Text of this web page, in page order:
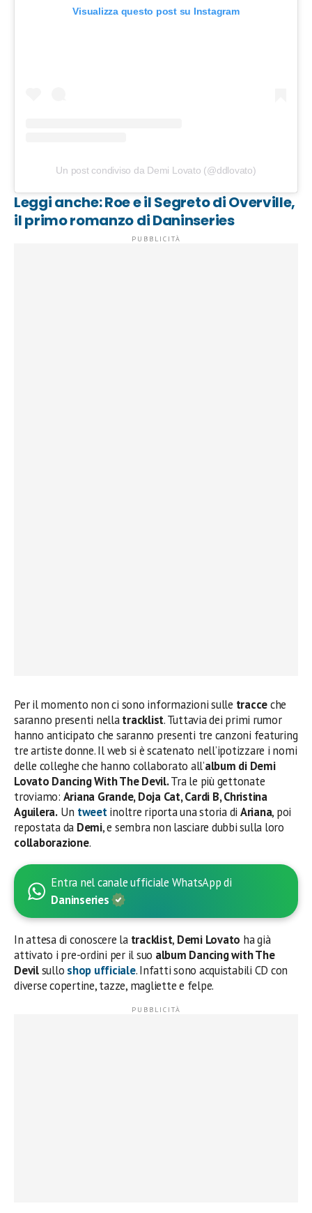
Visualizza questo post su Instagram
Un post condiviso da Demi Lovato (@ddlovato)
Leggi anche: Roe e il Segreto di Overville,
il primo romanzo di Daninseries
Per il momento non ci sono informazioni sulle tracceche
saranno presenti nellatracklist. Tuttavia dei primi rumor
hanno anticipato che saranno presenti tre canzoni featuring
tre artiste donne. Il web si è scatenato nell’ipotizzare i nomi
delle colleghe che hanno collaborato all’album di Demi
Lovato Dancing With The Devil.Tra le più gettonate
troviamo: Ariana Grande, Doja Cat, Cardi B, Christina
Aguilera.Un tweetinoltre riporta una storia di Ariana, poi
repostata da Demi, e sembra non lasciare dubbi sulla loro
collaborazione.
Entra nel canale ufficiale WhatsApp di
Daninseries
In attesa di conoscere la tracklist, Demi Lovato ha già
attivato i pre-ordini per il suo album Dancing with The
Devilsullo shop ufficiale. Infatti sono acquistabili CD con
diverse copertine, tazze, magliette e felpe.